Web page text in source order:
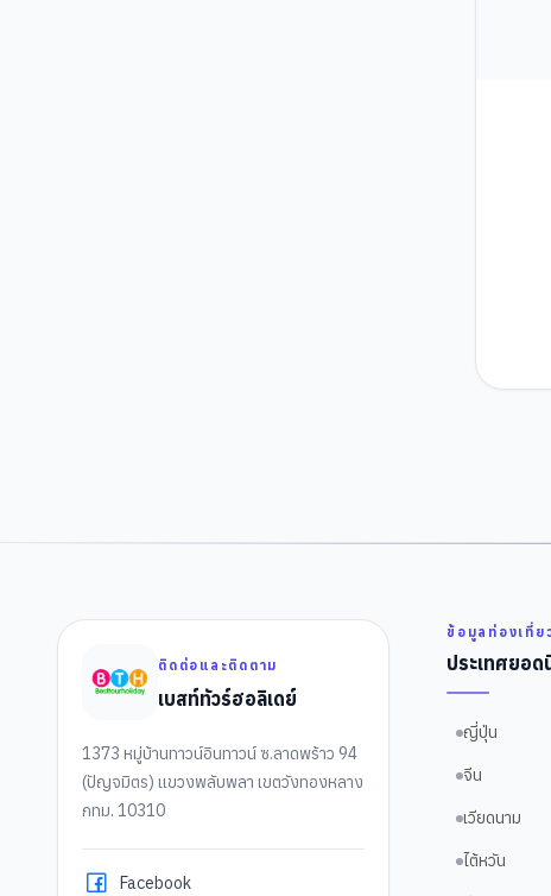
ติดต่อและติดตาม
เบสท์ทัวร์ฮอลิเดย์
1373 หมู่บ้านทาวน์อินทาวน์ ซ.ลาดพร้าว 94
(ปัญจมิตร) แขวงพลับพลา เขตวังทองหลาง
กทม. 10310
Facebook
ข้อมูลท่องเที่ย
ประเทศยอด
ญี่ปุ่น
จีน
เวียดนาม
ไต้หวัน